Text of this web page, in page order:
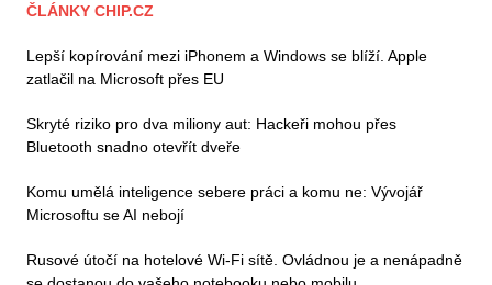
ČLÁNKY CHIP.CZ
Lepší kopírování mezi iPhonem a Windows se blíží. Apple
zatlačil na Microsoft přes EU
Skryté riziko pro dva miliony aut: Hackeři mohou přes
Bluetooth snadno otevřít dveře
Komu umělá inteligence sebere práci a komu ne: Vývojář
Microsoftu se AI nebojí
Rusové útočí na hotelové Wi-Fi sítě. Ovládnou je a nenápadně